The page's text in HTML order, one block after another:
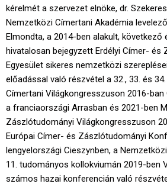
kérelmét a szervezet elnöke, dr.
Nemzetközi Címertani Akadémia
Elmondta, a 2014-ben alakult, következő
hivatalosan bejegyzett Erdélyi Címer- és
Egyesület sikeres nemzetközi
előadással való részvétel a 32., 33. és
Címertani Világkongresszuson 2016-ban
a franciaországi Arrasban és 2021-ben
Zászlótudományi Világkongresszuson
Európai Címer- és Zászlótudományi
lengyelországi Cieszynben, a
11. tudományos kollokviumán 2019-ben
számos hazai konferencián való